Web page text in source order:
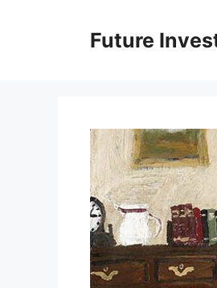
Future